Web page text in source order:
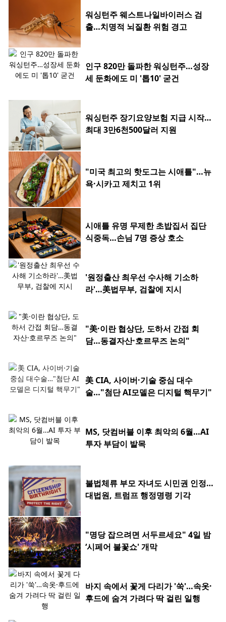
워싱턴주 웨스트나일바이러스 검
출…치명적 뇌질환 위험 경고
인구 820만 돌파한 워싱턴주…성장
세 둔화에도 미 '톱10' 굳건
워싱턴주 장기요양보험 지급 시작…
최대 3만6천500달러 지원
"미국 최고의 핫도그는 시애틀"…뉴
욕·시카고 제치고 1위
시애틀 유명 무제한 초밥집서 집단
식중독…손님 7명 증상 호소
'원정출산 최우선 수사해 기소하
라'…美법무부, 검찰에 지시
"美·이란 협상단, 도하서 간접 회
담…동결자산·호르무즈 논의"
美 CIA, 사이버·기술 중심 대수
술…"첨단 AI모델은 디지털 핵무기"
MS, 닷컴버블 이후 최악의 6월…AI
투자 부담이 발목
불법체류 부모 자녀도 시민권 인정…
대법원, 트럼프 행정명령 기각
"명당 잡으려면 서두르세요" 4일 밤
‘시페어 불꽃쇼' 개막
바지 속에서 꽃게 다리가 '쑥'…속옷·
후드에 숨겨 가려다 딱 걸린 일행